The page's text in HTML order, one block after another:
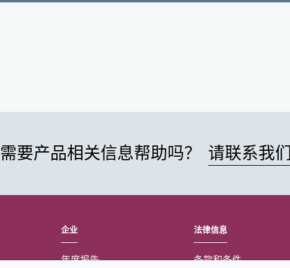
需要产品相关信息帮助吗？ 请联系我
企业
年度报告
法律信息
条款和条件